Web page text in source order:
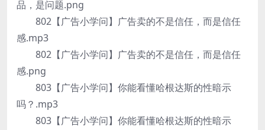
品，是问题.png
802【广告小学问】广告卖的不是信任，而是信任
感.mp3
802【广告小学问】广告卖的不是信任，而是信任
感.png
803【广告小学问】你能看懂哈根达斯的性暗示
吗？.mp3
803【广告小学问】你能看懂哈根达斯的性暗示